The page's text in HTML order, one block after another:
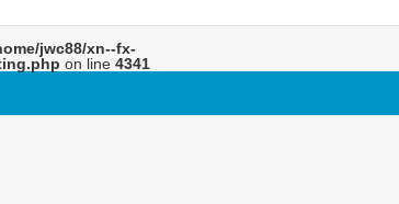
jwc88/xn--fx-
on line 4341